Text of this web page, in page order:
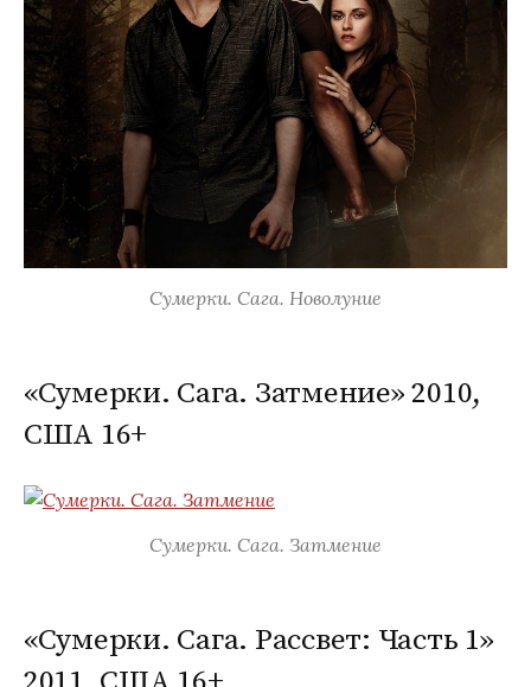
Сумерки. Сага. Новолуние
«Сумерки. Сага. Затмение» 2010,
США 16+
Сумерки. Сага. Затмение
«Сумерки. Сага. Рассвет: Часть 1»